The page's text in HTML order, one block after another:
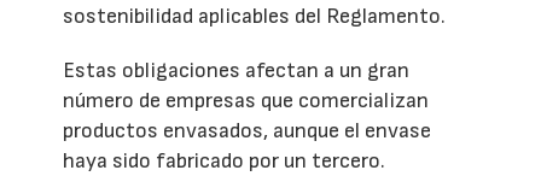
sostenibilidad aplicables del Reglamento.
Estas obligaciones afectan a un gran
número de empresas que comercializan
productos envasados, aunque el envase
haya sido fabricado por un tercero.